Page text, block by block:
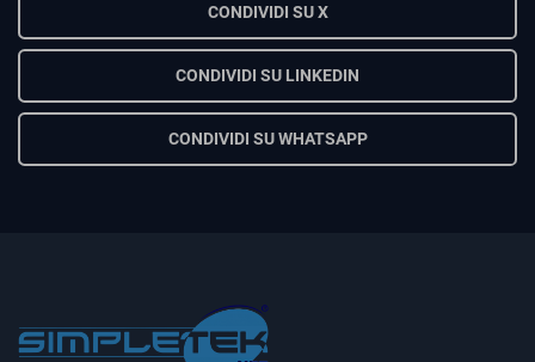
CONDIVIDI SU X
CONDIVIDI SU LINKEDIN
CONDIVIDI SU WHATSAPP